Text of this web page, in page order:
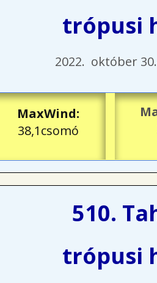
trópusi
2022. október
MaxWind:
38,1csomó
510.
trópusi